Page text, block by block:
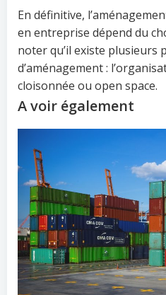
En définitive,
en entreprise dépend du
noter qu’il existe plusieurs
d’aménagement :
cloisonnée ou open space.
A voir également